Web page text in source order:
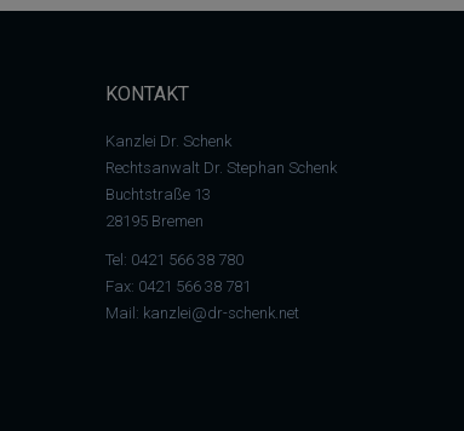
KONTAKT
Kanzlei Dr. Schenk
Rechtsanwalt Dr. Stephan Schenk
Buchtstraße 13
28195 Bremen
Tel: 0421 566 38 780
Fax: 0421 566 38 781
Mail: kanzlei@dr-schenk.net